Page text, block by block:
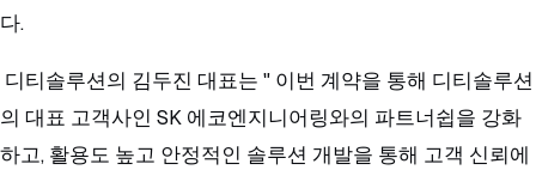
다.
디티솔루션의 김두진 대표는 " 이번 계약을 통해 디티솔루션
의 대표 고객사인 SK 에코엔지니어링와의 파트너쉽을 강화
하고, 활용도 높고 안정적인 솔루션 개발을 통해 고객 신뢰에